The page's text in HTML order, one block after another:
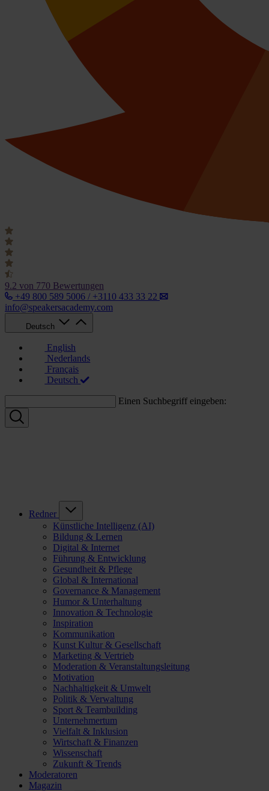
9.2 von 770 Bewertungen
+49 800 589 5006 / +3110 433 33 22
info@speakersacademy.com
Deutsch
English
Nederlands
Français
Deutsch
Einen Suchbegriff eingeben:
Redner
Künstliche Intelligenz (AI)
Bildung & Lernen
Digital & Internet
Führung & Entwicklung
Gesundheit & Pflege
Global & International
Governance & Management
Humor & Unterhaltung
Innovation & Technologie
Inspiration
Kommunikation
Kunst Kultur & Gesellschaft
Marketing & Vertrieb
Moderation & Veranstaltungsleitung
Motivation
Nachhaltigkeit & Umwelt
Politik & Verwaltung
Sport & Teambuilding
Unternehmertum
Vielfalt & Inklusion
Wirtschaft & Finanzen
Wissenschaft
Zukunft & Trends
Moderatoren
Magazin